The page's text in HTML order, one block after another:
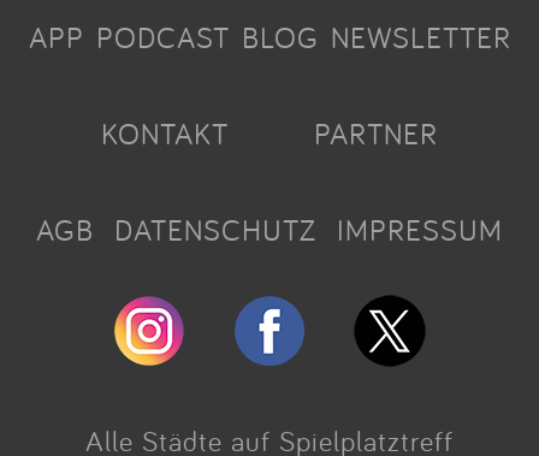
APP PODCAST BLOG NEWSLETTER
KONTAKT PARTNER
AGB DATENSCHUTZ IMPRESSUM
Alle Städte auf Spielplatztreff